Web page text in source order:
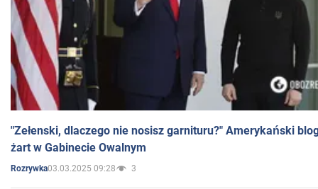
"Zełenski, dlaczego nie nosisz garnituru?" Amerykański
żart w Gabinecie Owalnym
Rozrywka03.03.2025 09:28 3